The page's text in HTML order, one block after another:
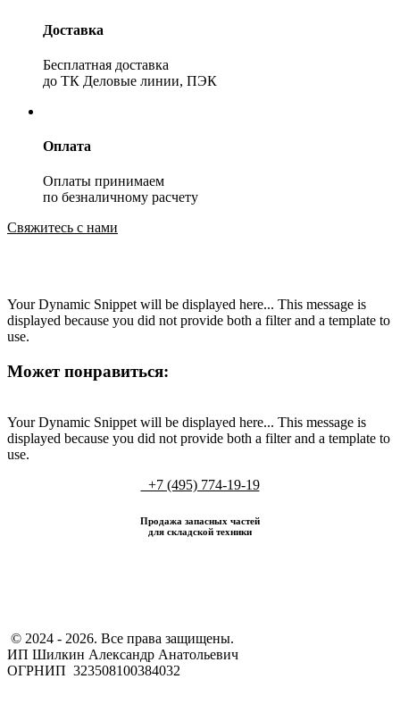
Доставка
Бесплатная доставка
до ТК Деловые линии, ПЭК
Оплата
Оплаты принимаем
по безналичному расчету
Свяжитесь с нами
Your Dynamic Snippet will be displayed here... This message is
displayed because you did not provide both a filter and a template to
use.
Может понравиться:
Your Dynamic Snippet will be displayed here... This message is
displayed because you did not provide both a filter and a template to
use.
+7 (495) 774-19-19
Продажа запасных частей
для складской техники
​ © 2024 - 2026. Все права защищены.
ИП Шилкин Александр Анатольевич
ОГРНИП 323508100384032